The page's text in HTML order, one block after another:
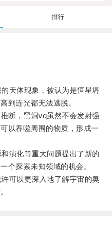
排行
体现象，被认为是恒星坍
到连光都无法逃脱。
，黑洞vq虽然不会发射强
以吞噬周围的物质，形成一
化等重大问题提出了新的
个探索未知领域的机会。
以更深入地了解宇宙的奥